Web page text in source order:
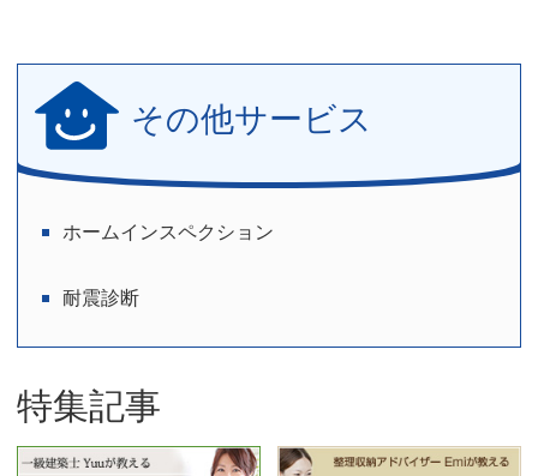
その他サービス
ホームインスペクション
耐震診断
特集記事